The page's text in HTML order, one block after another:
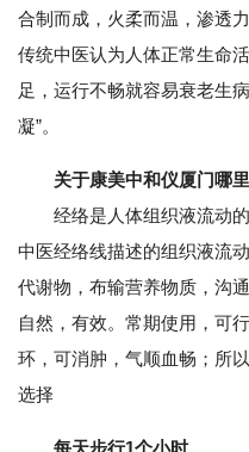
合制而成，火柔而温，渗透
传统中医认为人体正常生命
足，运行不畅就容易衰老生
凝”。
关于康美中和仪厦门哪
经络是人体组织液流动的
中医经络线描述的组织液流
代谢物，布输营养物质，沟
自然，有效。常期使用，可
环，可消肿，气顺血畅；所
选择
每天步行1个小时